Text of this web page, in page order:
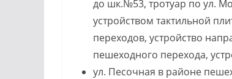
до шк.№53, тротуар по ул.
устройством тактильной
переходов, устройство
пешеходного перехода,
ул. Песочная в районе